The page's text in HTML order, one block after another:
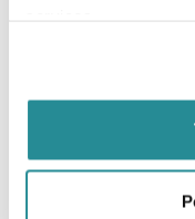
PAIEMENT
CB, VISA, Mastercard,